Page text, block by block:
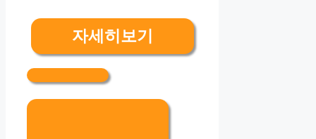
자세히보기